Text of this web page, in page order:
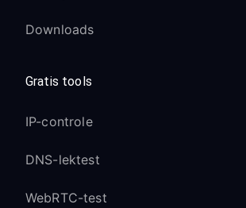
Downloads
Gratis tools
IP-controle
DNS-lektest
WebRTC-test